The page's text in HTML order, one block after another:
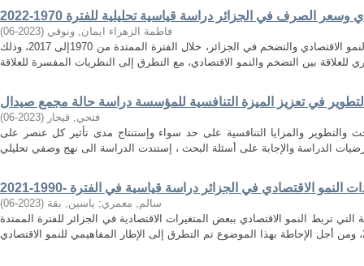
الصرف في الجزائر دراسة قياسية تحليلية للفترة 1970-2022
فاطمة الزهراء ايمان, ونوقي (
2023-06
)
تهدف هذه الدراسة الى إيجاد العلاقة بين النمو الاقتصادي والتضخم في الجزائر، خلال الفترة الممتدة من 1970إلى 2017، وذلك
في تعزيز الميزة التنافسية للمؤسسة دراسة حالة مجمع صيدال
فتحي, قيجار (
2023-06
)
والتطوير والمزايا التنافسية على حد سواء وإستنتاج مدى تأثير كل عنصر على
سالم, معمري; ياسين, بقة (
2023-06
)
تربط النمو الاقتصادي ببعض المتغيرات الاقتصادية في الجزائر للفترة الممتدة